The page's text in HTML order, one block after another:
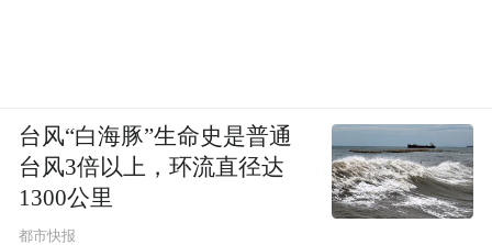
台风“白海豚”生命史是普通
台风3倍以上，环流直径达
1300公里
都市快报